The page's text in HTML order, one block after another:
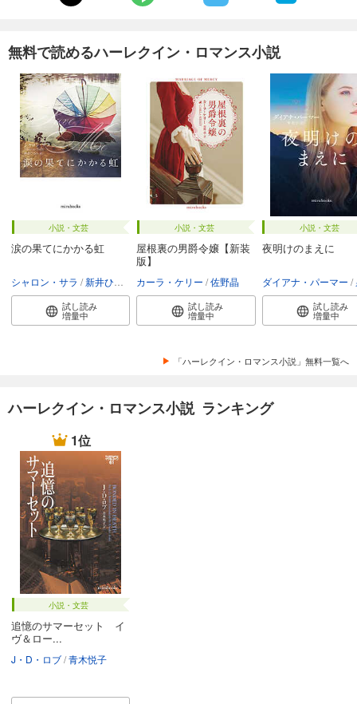
無料で読めるハーレクイン・ロマンス小説
小説・文芸
涙の果てにかかる虹
シャロン・サラ 新井ひろみ
試し読み
増量中
小説・文芸
屋根裏の男爵令嬢【新装
版】
カーラ・ケリー 佐野晶
試し読み
増量中
小説・文芸
夜明けのまえに
ダイアナ・パーマー
試し読み
増量中
「ハーレクイン・ロマンス小説」無料一覧へ
ハーレクイン・ロマンス小説 ランキング
1位
小説・文芸
追憶のサマーセット イ
ヴ＆ロー...
J・D・ロブ 青木悦子